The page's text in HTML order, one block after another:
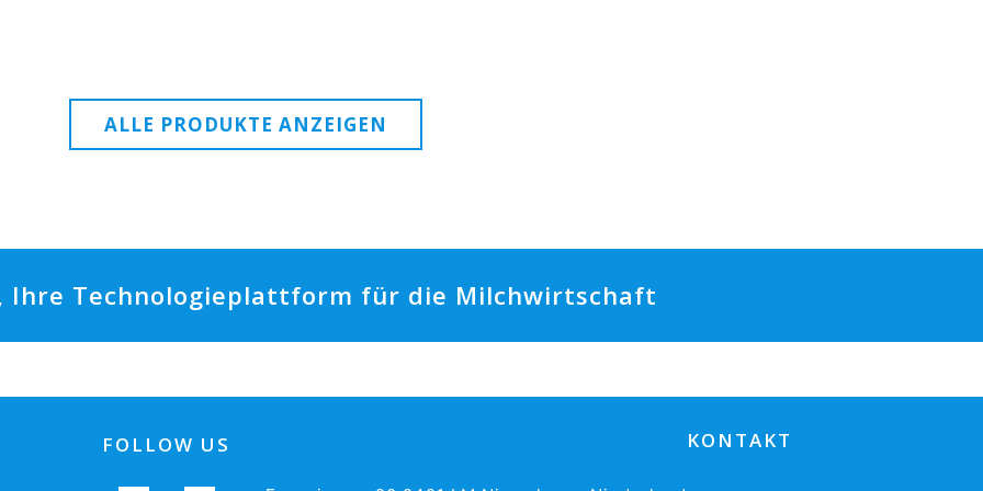
ALLE PRODUKTE ANZEIGEN
Ihre Technologieplattform für die Milchwirtschaft
FOLLOW US KONTAKT